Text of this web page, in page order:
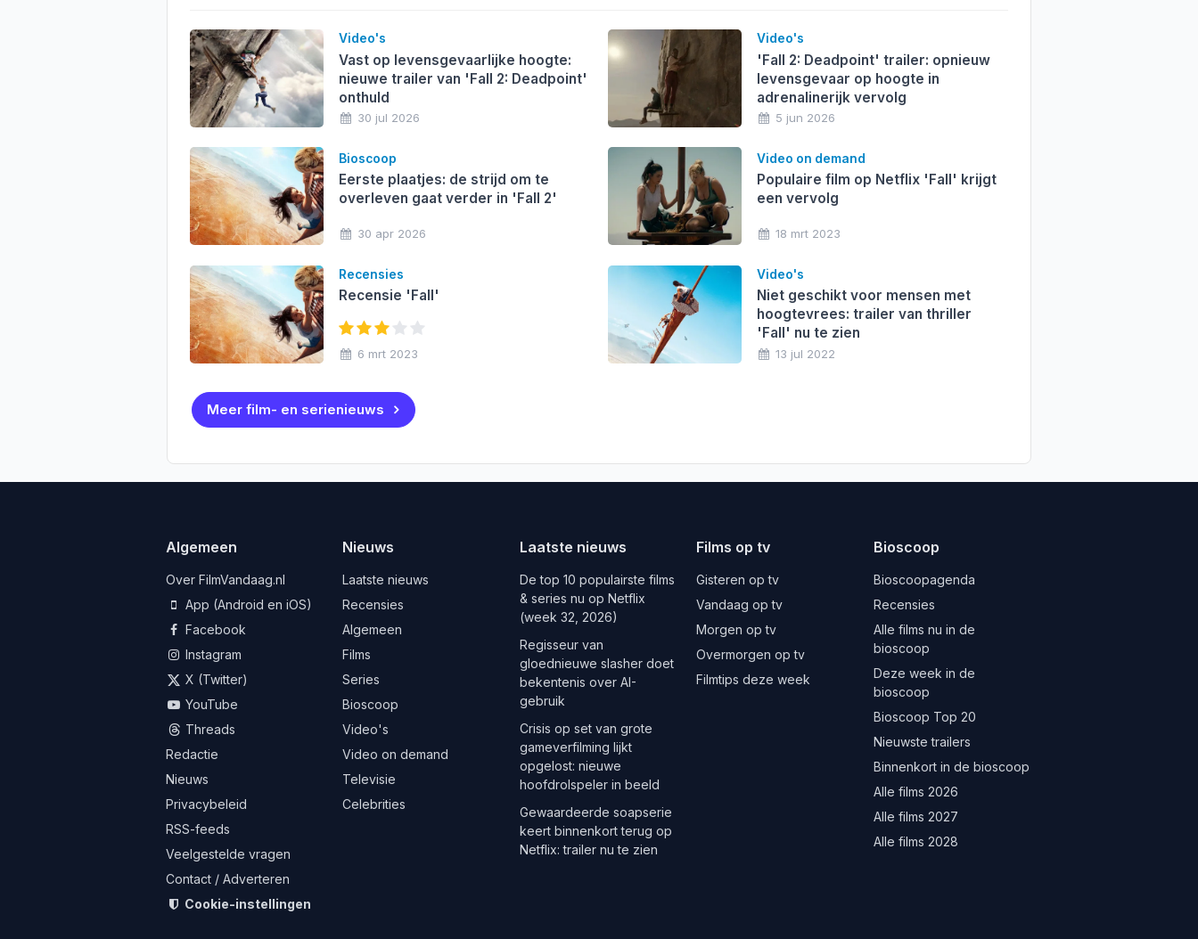
Video's
Vast op levensgevaarlijke hoogte:
nieuwe trailer van 'Fall 2: Deadpoint'
onthuld
30 jul 2026
Video's
'Fall 2: Deadpoint' trailer: opnieuw
levensgevaar op hoogte in
adrenalinerijk vervolg
5 jun 2026
Bioscoop
Eerste plaatjes: de strijd om te
overleven gaat verder in 'Fall 2'
30 apr 2026
Video on demand
Populaire film op Netflix 'Fall' krijgt
een vervolg
18 mrt 2023
Recensies
Recensie 'Fall'
6 mrt 2023
Video's
Niet geschikt voor mensen met
hoogtevrees: trailer van thriller
'Fall' nu te zien
13 jul 2022
Meer film- en serienieuws
Algemeen
Over FilmVandaag.nl
App (Android en iOS)
Facebook
Instagram
X (Twitter)
YouTube
Threads
Redactie
Nieuws
Privacybeleid
RSS-feeds
Veelgestelde vragen
Contact / Adverteren
Cookie-instellingen
Nieuws
Laatste nieuws
Recensies
Algemeen
Films
Series
Bioscoop
Video's
Video on demand
Televisie
Celebrities
Laatste nieuws
De top 10 populairste films
& series nu op Netflix
(week 32, 2026)
Regisseur van
gloednieuwe slasher doet
bekentenis over AI-
gebruik
Crisis op set van grote
gameverfilming lijkt
opgelost: nieuwe
hoofdrolspeler in beeld
Gewaardeerde soapserie
keert binnenkort terug op
Netflix: trailer nu te zien
Films op tv
Gisteren op tv
Vandaag op tv
Morgen op tv
Overmorgen op tv
Filmtips deze week
Bioscoop
Bioscoopagenda
Recensies
Alle films nu in de
bioscoop
Deze week in de
bioscoop
Bioscoop Top 20
Nieuwste trailers
Binnenkort in de bioscoop
Alle films 2026
Alle films 2027
Alle films 2028